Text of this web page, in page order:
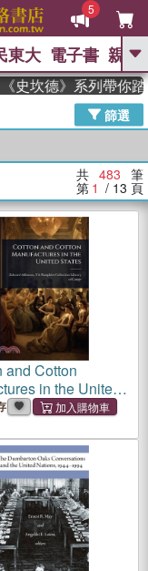
5
GO
高希均教授回憶錄
、 父親節 、 如果歷
、 方念華 、 台灣的李
數學女孩：黎曼猜想 、
東大 電子書 親子
》系列帶你踏上熱
篩選
共 483 筆
第 1 / 13 頁
and Cotton
in the United